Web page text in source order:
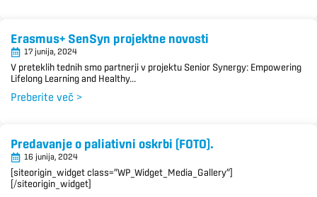
Erasmus+ SenSyn projektne novosti
17 junija, 2024
V preteklih tednih smo partnerji v projektu Senior Synergy: Empowering
Lifelong Learning and Healthy...
Preberite več >
Predavanje o paliativni oskrbi (FOTO).
16 junija, 2024
[siteorigin_widget class=”WP_Widget_Media_Gallery”]
[/siteorigin_widget]